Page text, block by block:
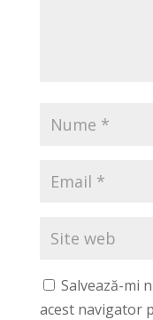
Salvează-mi
acest navigator